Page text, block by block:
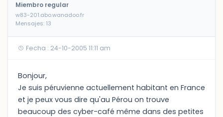
Miembro regular
w83-201.abo.wanadoo.fr
Mensajes: 13
Fecha : 24-10-2005 11:11 am
Bonjour,
Je suis péruvienne actuellement habitant en France
et je peux vous dire qu'au Pérou on trouve
beaucoup des cyber-café même dans des petites